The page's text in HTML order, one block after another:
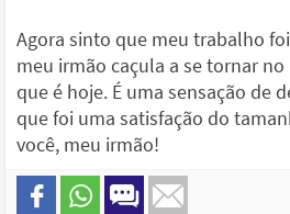
Agora sinto que meu trabalho
meu irmão caçula a se tornar
que é hoje. É uma sensação de
que foi uma satisfação do
você, meu irmão!